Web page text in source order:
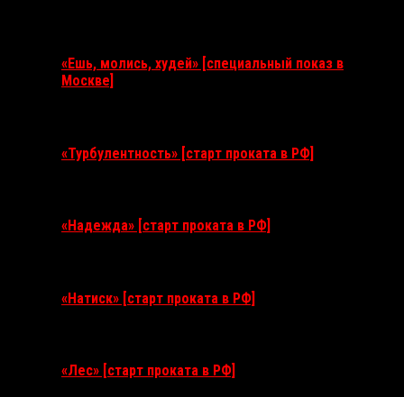
«Ешь, молись, худей» [специальный показ в
Москве]
«Турбулентность» [старт проката в РФ]
«Надежда» [старт проката в РФ]
«Натиск» [старт проката в РФ]
«Лес» [старт проката в РФ]